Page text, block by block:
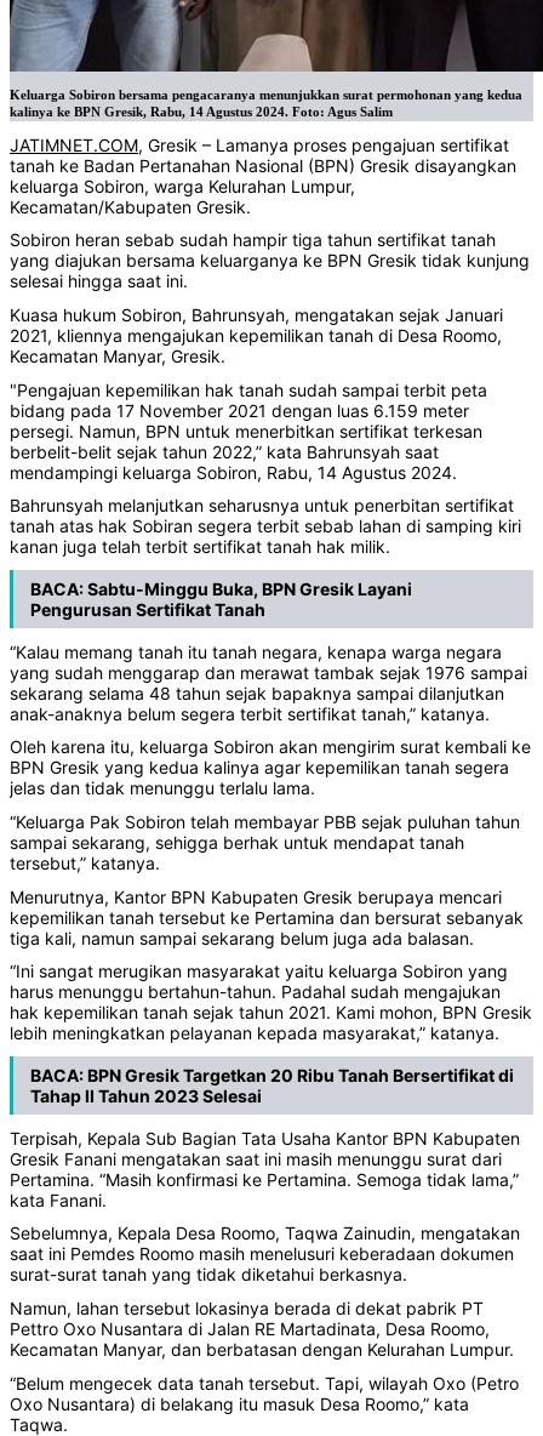
Keluarga Sobiron bersama pengacaranya menunjukkan surat permohonan yang kedua
kalinya ke BPN Gresik, Rabu, 14 Agustus 2024. Foto: Agus Salim
JATIMNET.COM, Gresik – Lamanya proses pengajuan sertifikat
tanah ke Badan Pertanahan Nasional (BPN) Gresik disayangkan
keluarga Sobiron, warga Kelurahan Lumpur,
Kecamatan/Kabupaten Gresik.
Sobiron heran sebab sudah hampir tiga tahun sertifikat tanah
yang diajukan bersama keluarganya ke BPN Gresik tidak kunjung
selesai hingga saat ini.
Kuasa hukum Sobiron, Bahrunsyah, mengatakan sejak Januari
2021, kliennya mengajukan kepemilikan tanah di Desa Roomo,
Kecamatan Manyar, Gresik.
"Pengajuan kepemilikan hak tanah sudah sampai terbit peta
bidang pada 17 November 2021 dengan luas 6.159 meter
persegi. Namun, BPN untuk menerbitkan sertifikat terkesan
berbelit-belit sejak tahun 2022,” kata Bahrunsyah saat
mendampingi keluarga Sobiron, Rabu, 14 Agustus 2024.
Bahrunsyah melanjutkan seharusnya untuk penerbitan sertifikat
tanah atas hak Sobiran segera terbit sebab lahan di samping kiri
kanan juga telah terbit sertifikat tanah hak milik.
BACA:Sabtu-Minggu Buka, BPN Gresik Layani
Pengurusan Sertifikat Tanah
“Kalau memang tanah itu tanah negara, kenapa warga negara
yang sudah menggarap dan merawat tambak sejak 1976 sampai
sekarang selama 48 tahun sejak bapaknya sampai dilanjutkan
anak-anaknya belum segera terbit sertifikat tanah,” katanya.
Oleh karena itu, keluarga Sobiron akan mengirim surat kembali ke
BPN Gresik yang kedua kalinya agar kepemilikan tanah segera
jelas dan tidak menunggu terlalu lama.
“Keluarga Pak Sobiron telah membayar PBB sejak puluhan tahun
sampai sekarang, sehigga berhak untuk mendapat tanah
tersebut,” katanya.
Menurutnya, Kantor BPN Kabupaten Gresik berupaya mencari
kepemilikan tanah tersebut ke Pertamina dan bersurat sebanyak
tiga kali, namun sampai sekarang belum juga ada balasan.
“Ini sangat merugikan masyarakat yaitu keluarga Sobiron yang
harus menunggu bertahun-tahun. Padahal sudah mengajukan
hak kepemilikan tanah sejak tahun 2021. Kami mohon, BPN Gresik
lebih meningkatkan pelayanan kepada masyarakat,” katanya.
BACA:BPN Gresik Targetkan 20 Ribu Tanah Bersertifikat di
Tahap II Tahun 2023 Selesai
Terpisah, Kepala Sub Bagian Tata Usaha Kantor BPN Kabupaten
Gresik Fanani mengatakan saat ini masih menunggu surat dari
Pertamina. “Masih konfirmasi ke Pertamina. Semoga tidak lama,”
kata Fanani.
Sebelumnya, Kepala Desa Roomo, Taqwa Zainudin, mengatakan
saat ini Pemdes Roomo masih menelusuri keberadaan dokumen
surat-surat tanah yang tidak diketahui berkasnya.
Namun, lahan tersebut lokasinya berada di dekat pabrik PT
Pettro Oxo Nusantara di Jalan RE Martadinata, Desa Roomo,
Kecamatan Manyar, dan berbatasan dengan Kelurahan Lumpur.
“Belum mengecek data tanah tersebut. Tapi, wilayah Oxo (Petro
Oxo Nusantara) di belakang itu masuk Desa Roomo,” kata
Taqwa.